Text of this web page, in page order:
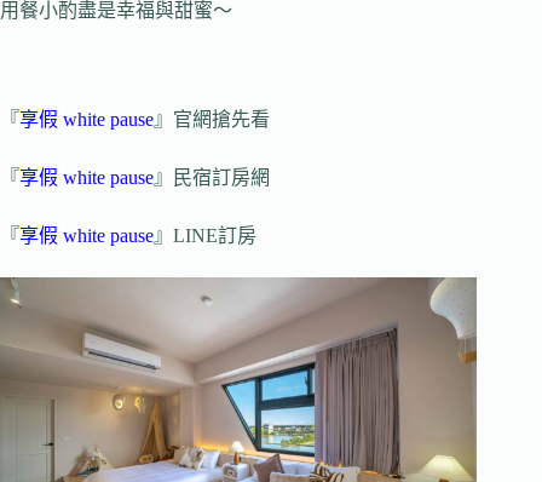
用餐小酌盡是幸福與甜蜜～
『享假 white pause』官網搶先看
『享假 white pause』民宿訂房網
『享假 white pause』LINE訂房